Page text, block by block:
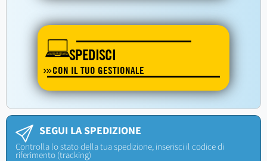
SPEDISCI
CON IL TUO GESTIONALE
SEGUI LA SPEDIZIONE
Controlla lo stato della tua spedizione, inserisci il codice di
riferimento (tracking)